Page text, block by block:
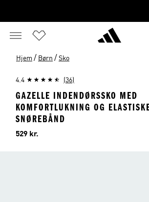
Hjem / Børn / Sko
4.4 (36)
GAZELLE INDENDØRSSKO MED
KOMFORTLUKNING OG
SNØREBÅND
Pris
529 kr.